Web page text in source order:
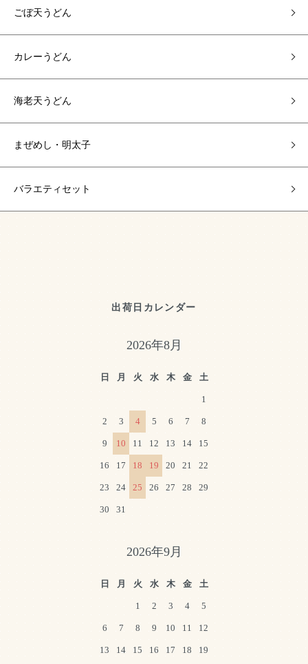
ごぼ天うどん
カレーうどん
海老天うどん
まぜめし・明太子
バラエティセット
出荷日カレンダー
2026年8月
日 月 火 水 木 金 土
1
2 3 4 5 6 7 8
9 10 11 12 13 14 15
16 17 18 19 20 21 22
23 24 25 26 27 28 29
30 31
2026年9月
日 月 火 水 木 金 土
1 2 3 4 5
6 7 8 9 10 11 12
13 14 15 16 17 18 19